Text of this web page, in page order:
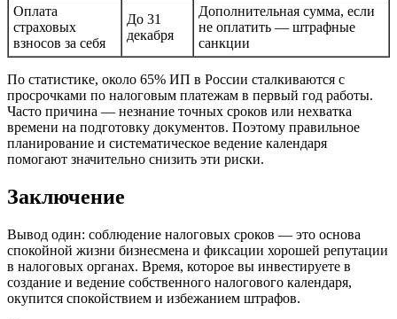
Оплата
страховых
взносов за себя
До 31
декабря
Дополнительная сумма, если
не оплатить — штрафные
санкции
По статистике, около 65% ИП в России сталкиваются с
просрочками по налоговым платежам в первый год работы.
Часто причина — незнание точных сроков или нехватка
времени на подготовку документов. Поэтому правильное
планирование и систематическое ведение календаря
помогают значительно снизить эти риски.
Заключение
Вывод один: соблюдение налоговых сроков — это основа
спокойной жизни бизнесмена и фиксации хорошей репутации
в налоговых органах. Время, которое вы инвестируете в
создание и ведение собственного налогового календаря,
окупится спокойствием и избежанием штрафов.